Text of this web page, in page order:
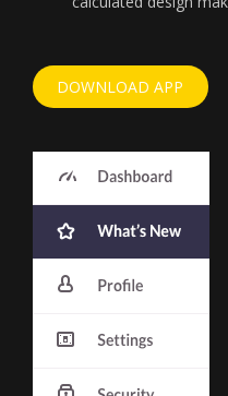
DOWNLOAD APP